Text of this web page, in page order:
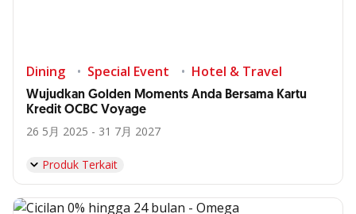
Dining Special Event Hotel & Travel
Wujudkan Golden Moments Anda Bersama Kartu
Kredit OCBC Voyage
26 5月 2025 - 31 7月 2027
Produk Terkait